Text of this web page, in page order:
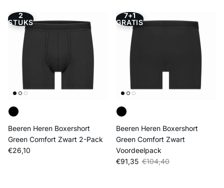
2
STUKS
Beeren Heren Boxershort
Green Comfort Zwart 2-Pack
Reguliere prijs
€26,10
7+1
GRATIS
Beeren Heren Boxershort
Green Comfort Zwart
Voordeelpack
Verkoopprijs
€91,35 Reguliere prijs
€104,40